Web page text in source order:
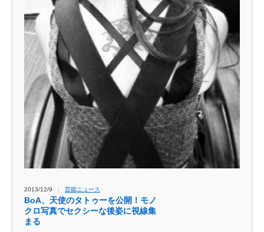
2013/12/9 芸能ニュース
BoA、天使のタトゥーを公開！モノ
クロ写真でセクシーな後姿に視線集
まる